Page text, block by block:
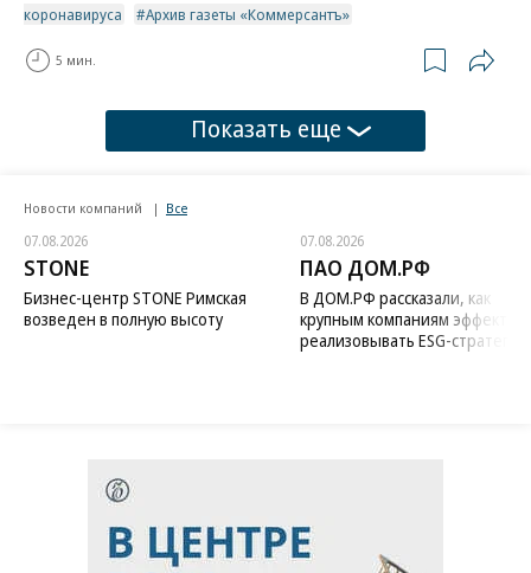
коронавируса
Архив газеты «Коммерсантъ»
5 мин.
Показать еще
Новости компаний Все
07.08.2026
STONE
Бизнес-центр STONE Римская
возведен в полную высоту
07.08.2026
ПАО ДОМ.РФ
В ДОМ.РФ рассказали, как
крупным компаниям
реализовывать ESG-стратегию